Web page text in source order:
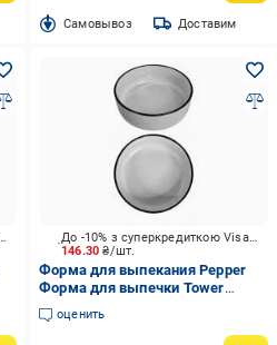
Cамовывоз Доставим
146.30₴/шт.
До -10% з суперкредиткою Visa Вигода
Форма для выпекания Pepper
Форма для выпечки Tower
круглая PEPPER, 13x4.4 см
оценить